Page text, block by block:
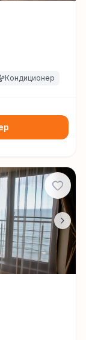
Кондиционер